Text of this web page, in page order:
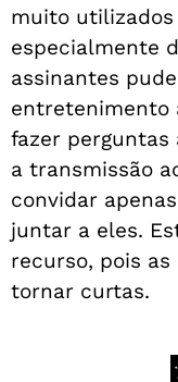
muito
especialmente
assinantes
entretenimento
fazer perguntas
a transmissão
convidar
juntar a eles.
recurso, pois
tornar curtas.